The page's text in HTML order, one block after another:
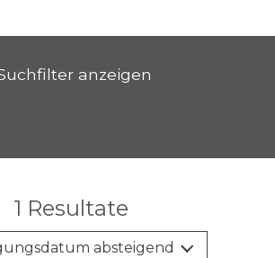
anzeigen
1 Resultate
absteigend